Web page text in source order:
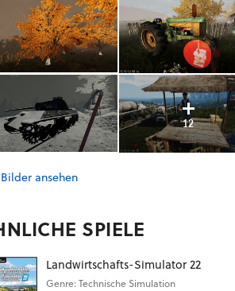
12
ansehen
SPIELE
Landwirtschafts-Simulator 22
Genre: Technische Simulation